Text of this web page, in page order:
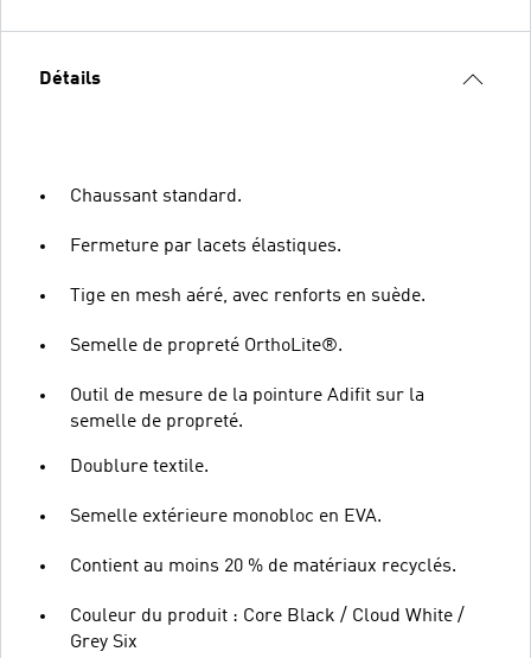
Détails
Chaussant standard.
Fermeture par lacets élastiques.
Tige en mesh aéré, avec renforts en suède.
Semelle de propreté OrthoLite®.
Outil de mesure de la pointure Adifit sur la
semelle de propreté.
Doublure textile.
Semelle extérieure monobloc en EVA.
Contient au moins 20 % de matériaux recyclés.
Couleur du produit : Core Black / Cloud White /
Grey Six